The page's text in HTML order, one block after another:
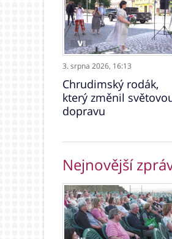
3. srpna 2026, 16:13
Chrudimský rodák,
který změnil
dopravu
Nejnovější